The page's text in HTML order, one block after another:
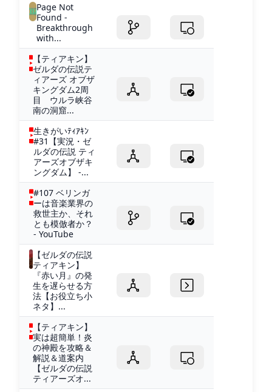
Page Not
Found -
Breakthrough
with...
【ティアキン】
ゼルダの伝説テ
ィアーズ オブザ
キングダム2周
目 ウルラ峡谷
南の洞窟...
生きがいﾃｨｱｷﾝ
#31【実況・ゼ
ルダの伝説 ティ
アーズオブザキ
ングダム】 -...
#107 ベリンガ
ーは音楽業界の
救世主か、それ
とも模倣者か？
- YouTube
【ゼルダの伝説
ティアキン】
『赤い月』の発
生を遅らせる方
法【お役立ち小
ネタ】...
【ティアキン】
実は超簡単！炎
の神殿を攻略＆
解説＆道案内
【ゼルダの伝説
ティアーズオ...